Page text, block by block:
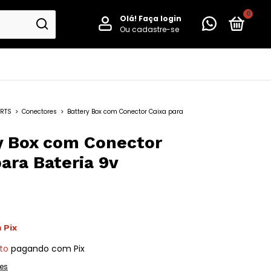
Olá! Faça login
Ou cadastre-se
0
> Conectores > Battery Box com Conector Caixa para
Box com Conector
Bateria 9v
Pix
pagando com Pix